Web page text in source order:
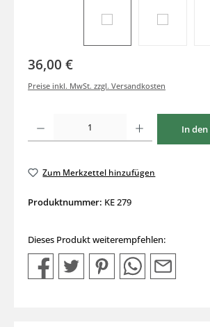
36,00 €
Preise inkl. MwSt. zzgl. Versandkosten
Produkt Anzahl: Gib den gewünschten Wert ein
In
Zum Merkzettel hinzufügen
Produktnummer: KE 279
Dieses Produkt weiterempfehlen: